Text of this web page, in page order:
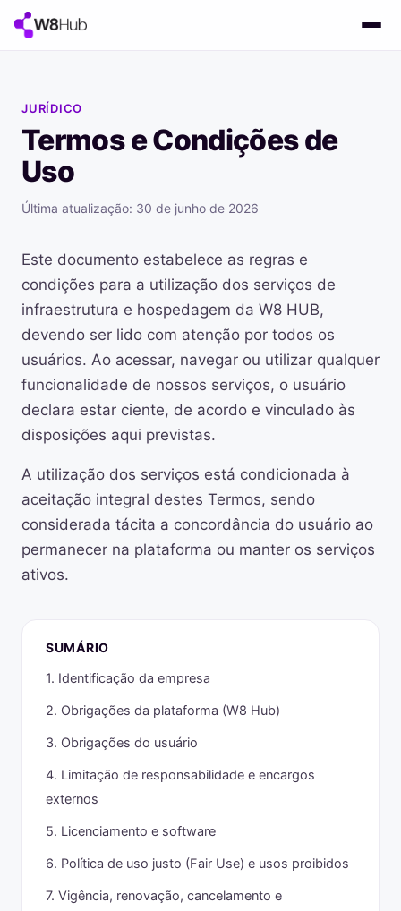
JURÍDICO
Termos e Condições de
Uso
Última atualização: 30 de junho de 2026
Este documento estabelece as regras e
condições para a utilização dos serviços de
infraestrutura e hospedagem da W8 HUB,
devendo ser lido com atenção por todos os
usuários. Ao acessar, navegar ou utilizar qualquer
funcionalidade de nossos serviços, o usuário
declara estar ciente, de acordo e vinculado às
disposições aqui previstas.
A utilização dos serviços está condicionada à
aceitação integral destes Termos, sendo
considerada tácita a concordância do usuário ao
permanecer na plataforma ou manter os serviços
ativos.
SUMÁRIO
1. Identificação da empresa
2. Obrigações da plataforma (W8 Hub)
3. Obrigações do usuário
4. Limitação de responsabilidade e encargos
externos
5. Licenciamento e software
6. Política de uso justo (Fair Use) e usos proibidos
7. Vigência, renovação, cancelamento e